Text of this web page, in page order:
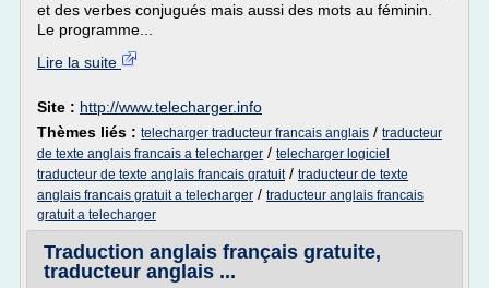
et des verbes conjugués mais aussi des mots au féminin.
Le programme...
Lire la suite
Site : http://www.telecharger.info
Thèmes liés : telecharger traducteur francais anglais / traducteur
de texte anglais francais a telecharger / telecharger logiciel
traducteur de texte anglais francais gratuit/ traducteur de texte
anglais francais gratuit a telecharger / traducteur anglais francais
gratuit a telecharger
Traduction anglais français gratuite,
traducteur anglais ...